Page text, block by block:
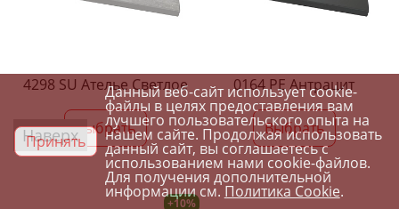
4298 SU Ателье Светлое
Выбрать
0164 PE Антрацит
Выбрать
+10%
Наверх
Принять
Данный веб-сайт использует cookie-
файлы в целях предоставления вам
лучшего пользовательского опыта на
нашем сайте. Продолжая использовать
данный сайт, вы соглашаетесь с
использованием нами cookie-файлов.
Для получения дополнительной
информации см.Политика Cookie.